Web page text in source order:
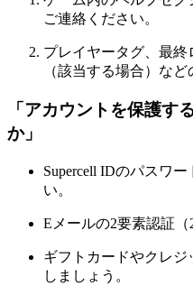
ご連絡ください。
プレイヤータグ、最終
（該当する場合）な
「アカウントを保護す
か」
Supercell IDのパスワ
い。
Eメールの2要素認証（
ギフトカードやクレ
しましょう。